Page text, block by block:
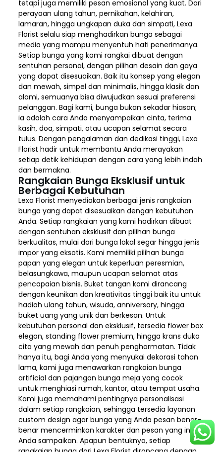
tetapi juga memiliki pesan emosional yang kuat. Dari
perayaan ulang tahun, pernikahan, kelahiran,
lamaran, hingga ungkapan duka dan simpati, Lexa
Florist selalu siap menghadirkan bunga sebagai
media yang mampu menyentuh hati penerimanya.
Setiap bunga yang kami rangkai dibuat dengan
sentuhan personal, dengan pilihan desain dan gaya
yang dapat disesuaikan. Baik itu konsep yang elegan
dan mewah, simpel dan minimalis, hingga klasik dan
alami, semuanya bisa diwujudkan sesuai preferensi
pelanggan. Bagi kami, bunga bukan sekadar hiasan;
ia adalah cara Anda menyampaikan cinta, terima
kasih, doa, simpati, atau ucapan selamat secara
tulus. Dengan pengalaman dan dedikasi tinggi, Lexa
Florist hadir untuk membantu Anda merayakan
setiap detik kehidupan dengan cara yang lebih indah
dan bermakna.
Rangkaian Bunga Eksklusif untuk
Berbagai Kebutuhan
Lexa Florist menyediakan berbagai jenis rangkaian
bunga yang dapat disesuaikan dengan kebutuhan
Anda. Setiap rangkaian yang kami hadirkan dibuat
dengan sentuhan eksklusif dan pilihan bunga
berkualitas, mulai dari bunga lokal segar hingga jenis
impor yang eksotis. Kami memiliki pilihan bunga
papan yang elegan untuk keperluan peresmian,
belasungkawa, maupun ucapan selamat atas
pencapaian bisnis. Buket tangan kami dirancang
dengan keunikan dan kreativitas tinggi baik itu untuk
hadiah ulang tahun, wisuda, anniversary, hingga
buket uang yang unik dan berkesan. Untuk
kebutuhan personal dan eksklusif, tersedia flower box
elegan, standing flower premium, hingga krans duka
cita yang mewah dan penuh penghormatan. Tidak
hanya itu, bagi Anda yang menyukai dekorasi tahan
lama, kami juga menawarkan rangkaian bunga
artificial dan pajangan bunga meja yang cocok
untuk menghiasi rumah, kantor, atau tempat usaha.
Kami juga memahami pentingnya personalisasi
dalam setiap rangkaian, sehingga tersedia layanan
custom design agar bunga yang Anda pesan benar-
benar mencerminkan karakter dan pesan yang ingin
Anda sampaikan. Apapun bentuknya, setiap